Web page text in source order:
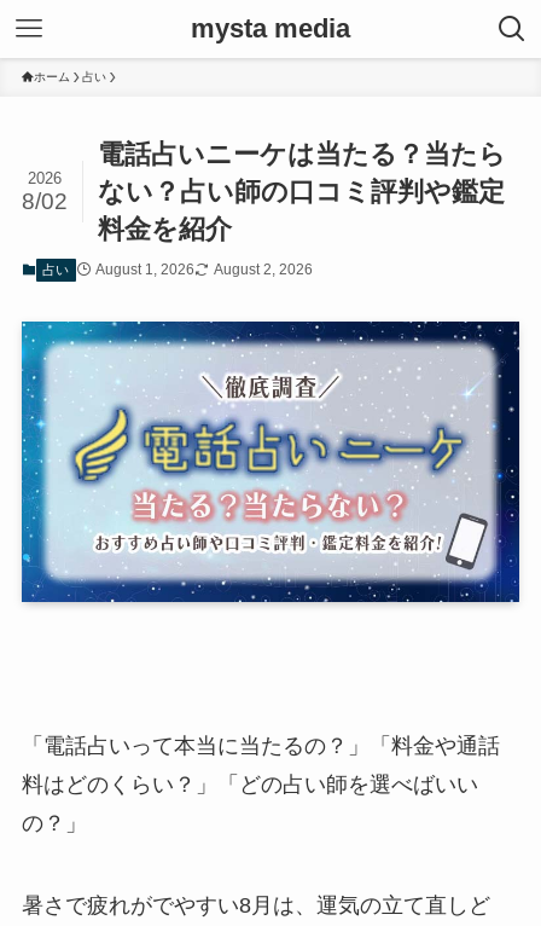
mysta media
ホーム 占い
電話占いニーケは当たる？当たら
ない？占い師の口コミ評判や鑑定
料金を紹介
2026
8/02
占い August 1, 2026 August 2, 2026
「電話占いって本当に当たるの？」「料金や通話
料はどのくらい？」「どの占い師を選べばいい
の？」
暑さで疲れがでやすい8月は、運気の立て直しど